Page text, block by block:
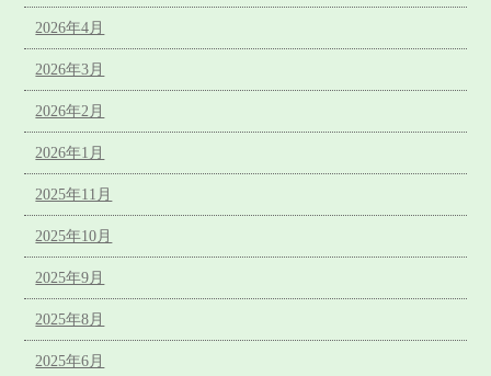
2026年4月
2026年3月
2026年2月
2026年1月
2025年11月
2025年10月
2025年9月
2025年8月
2025年6月